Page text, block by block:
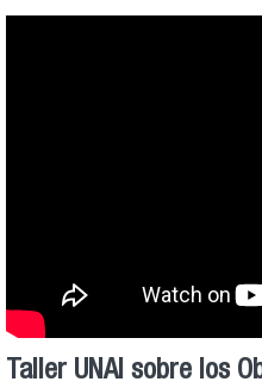
Taller UNAI sobre los